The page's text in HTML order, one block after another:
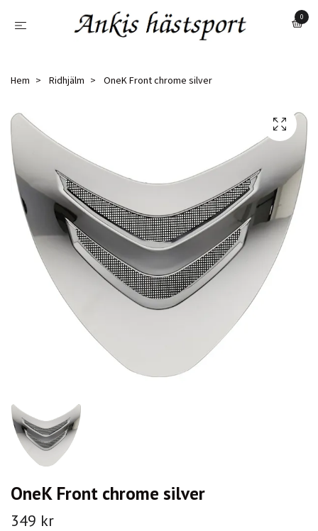
0
Hem Ridhjälm OneK Front chrome silver
OneK Front chrome silver
349 kr